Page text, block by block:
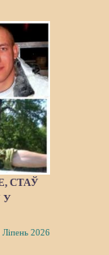
СТАЎ
У
2026